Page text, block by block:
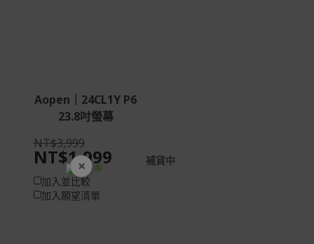
Aopen｜24CL1Y P6
23.8吋螢幕
NT$1,999
NT$3,999
補貨中
加入並比較
加入願望清單
× 開學裝備全面降價